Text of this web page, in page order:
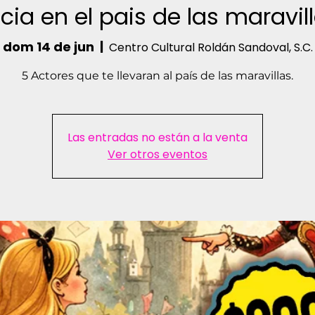
en el pais de las
dom 14 de jun
  |
Centro Cultural Roldán Sandoval, S.C.
5 Actores que te llevaran al país de las maravillas.
Las entradas no están a la venta
Ver otros eventos